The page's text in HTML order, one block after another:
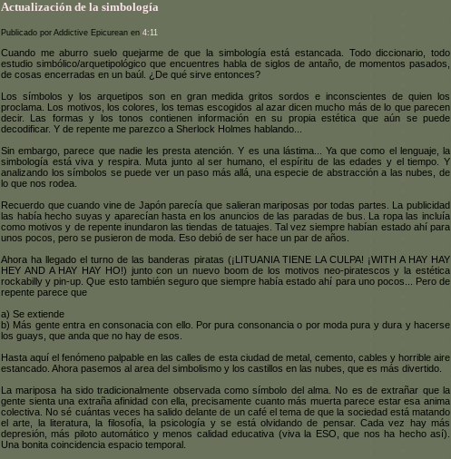
Actualización de la simbología
Publicado por Addictive Epicurean en 4:11
Cuando me aburro suelo quejarme de que la simbología está estancada. Todo diccionario, todo
estudio simbólico/arquetipológico que encuentres habla de siglos de antaño, de momentos pasados,
de cosas encerradas en un baúl. ¿De qué sirve entonces?
Los símbolos y los arquetipos son en gran medida gritos sordos e inconscientes de quien los
proclama. Los motivos, los colores, los temas escogidos al azar dicen mucho más de lo que parecen
decir. Las formas y los tonos contienen información en su propia estética que aún se puede
decodificar. Y de repente me parezco a Sherlock Holmes hablando...
Sin embargo, parece que nadie les presta atención. Y es una lástima... Ya que como el lenguaje, la
simbología está viva y respira. Muta junto al ser humano, el espíritu de las edades y el tiempo. Y
analizando los símbolos se puede ver un paso más allá, una especie de abstracción a las nubes, de
lo que nos rodea.
Recuerdo que cuando vine de Japón parecía que salieran mariposas por todas partes. La publicidad
las había hecho suyas y aparecían hasta en los anuncios de las paradas de bus. La ropa las incluía
como motivos y de repente inundaron las tiendas de tatuajes. Tal vez siempre habían estado ahí para
unos pocos, pero se pusieron de moda. Eso debió de ser hace un par de años.
Ahora ha llegado el turno de las banderas piratas (¡LITUANIA TIENE LA CULPA! ¡WITH A HAY HAY
HEY AND A HAY HAY HO!) junto con un nuevo boom de los motivos neo-piratescos y la estética
rockabilly y pin-up. Que esto también seguro que siempre había estado ahí para uno pocos... Pero de
repente parece que
a) Se extiende
b) Más gente entra en consonacia con ello. Por pura consonancia o por moda pura y dura y hacerse
los guays, que anda que no hay de esos.
Hasta aquí el fenómeno palpable en las calles de esta ciudad de metal, cemento, cables y horrible aire
estancado. Ahora pasemos al area del simbolismo y los castillos en las nubes, que es más divertido.
La mariposa ha sido tradicionalmente observada como símbolo del alma. No es de extrañar que la
gente sienta una extraña afinidad con ella, precisamente cuanto más muerta parece estar esa anima
colectiva. No sé cuántas veces ha salido delante de un café el tema de que la sociedad está matando
el arte, la literatura, la filosofía, la psicología y se está olvidando de pensar. Cada vez hay más
depresión, más piloto automático y menos calidad educativa (viva la ESO, que nos ha hecho así).
Una bonita coincidencia espacio temporal.